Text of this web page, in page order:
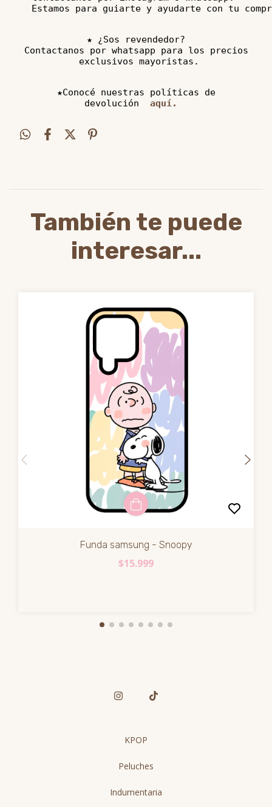
Estamos para guiarte y ayudarte con tu
★ ¿Sos revendedor?
Contactanos por whatsapp para los precios
exclusivos mayoristas.
★Conocé nuestras políticas de
devolución
aquí.
También te puede
interesar...
Funda samsung - Snoopy
$15.999
KPOP
Peluches
Indumentaria